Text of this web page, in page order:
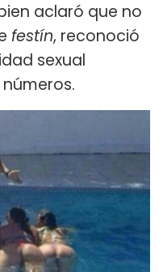
aclaró que no
festín, reconoció
sexual